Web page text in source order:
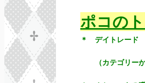
ポコの
＊ デイトレード
（カテゴリーか